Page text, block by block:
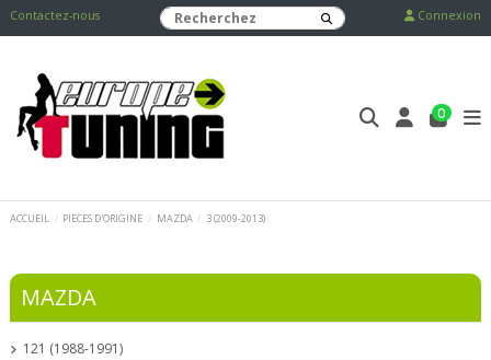
Contactez-nous Connexion
0
ACCUEIL PIECES D'ORIGINE MAZDA 3 (2009-2013)
MAZDA
121 (1988-1991)